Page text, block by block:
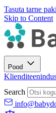
Tasuta tarne
Skip to Content
Pood
Search